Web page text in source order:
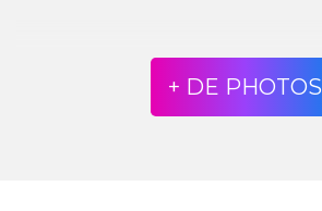
+ DE PHOTOS